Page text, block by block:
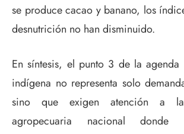
se produce cacao y banano, los
desnutrición no han
En síntesis, el punto 3 de la
indígena no representa solo
sino que exigen atención a la
agropecuaria nacional donde